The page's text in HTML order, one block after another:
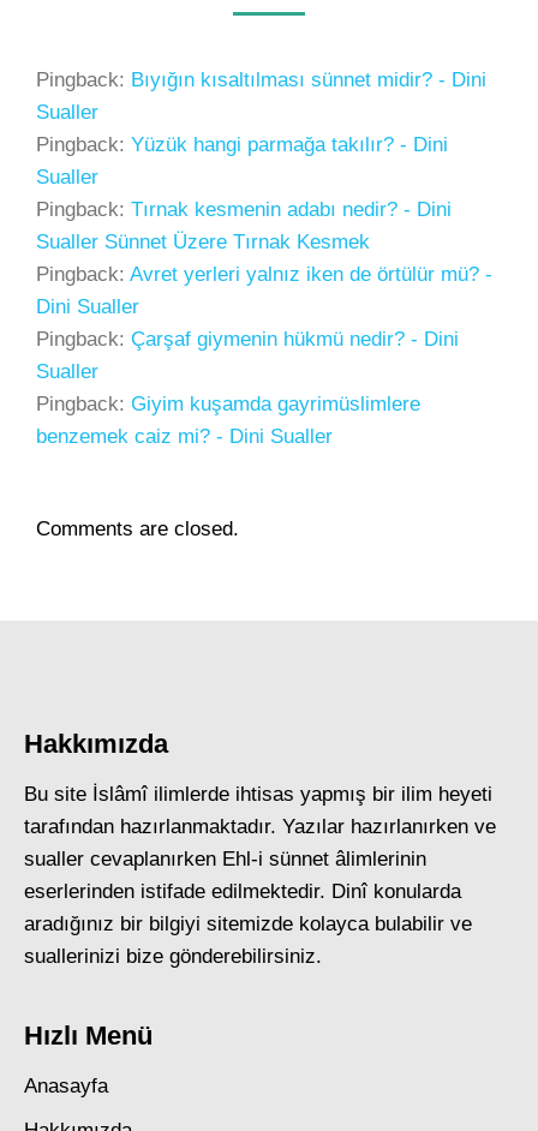
Pingback: Bıyığın kısaltılması sünnet midir? - Dini
Sualler
Pingback: Yüzük hangi parmağa takılır? - Dini
Sualler
Pingback: Tırnak kesmenin adabı nedir? - Dini
Sualler Sünnet Üzere Tırnak Kesmek
Pingback: Avret yerleri yalnız iken de örtülür mü? -
Dini Sualler
Pingback: Çarşaf giymenin hükmü nedir? - Dini
Sualler
Pingback: Giyim kuşamda gayrimüslimlere
benzemek caiz mi? - Dini Sualler
Comments are closed.
Hakkımızda
Bu site İslâmî ilimlerde ihtisas yapmış bir ilim heyeti
tarafından hazırlanmaktadır. Yazılar hazırlanırken ve
sualler cevaplanırken Ehl-i sünnet âlimlerinin
eserlerinden istifade edilmektedir. Dinî konularda
aradığınız bir bilgiyi sitemizde kolayca bulabilir ve
suallerinizi bize gönderebilirsiniz.
Hızlı Menü
Anasayfa